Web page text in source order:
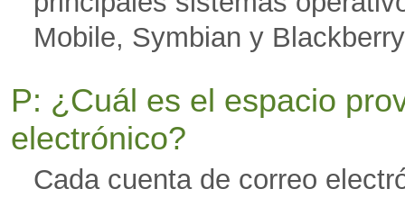
Mobile, Symbian y
P: ¿Cuál es el espacio
electrónico?
Cada cuenta de correo